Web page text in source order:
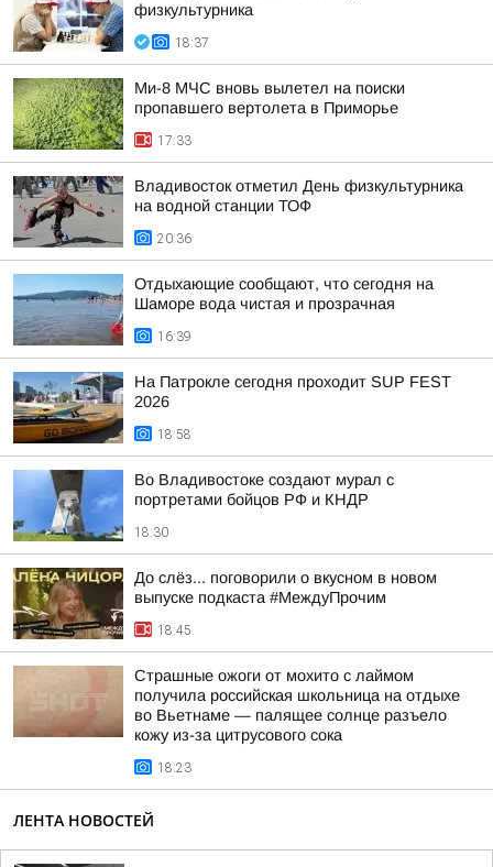
физкультурника
18:37
Ми-8 МЧС вновь вылетел на поиски
пропавшего вертолета в Приморье
17:33
Владивосток отметил День физкультурника
на водной станции ТОФ
20:36
Отдыхающие сообщают, что сегодня на
Шаморе вода чистая и прозрачная
16:39
На Патрокле сегодня проходит SUP FEST
2026
18:58
Во Владивостоке создают мурал с
портретами бойцов РФ и КНДР
18:30
До слёз... поговорили о вкусном в новом
выпуске подкаста #МеждуПрочим
18:45
Страшные ожоги от мохито с лаймом
получила российская школьница на отдыхе
во Вьетнаме — палящее солнце разъело
кожу из-за цитрусового сока
18:23
ЛЕНТА НОВОСТЕЙ